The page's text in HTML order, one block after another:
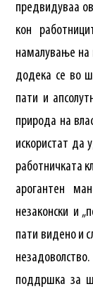
предвидуваа
кон
намалување на
додека се во
пати и
природа на
искористат да
работничката
арогантен
незаконски и
пати видено и
поддршка за